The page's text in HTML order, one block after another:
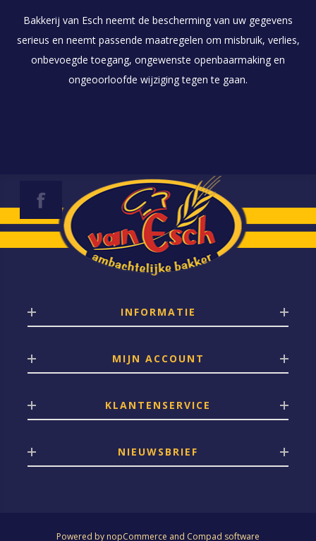
Bakkerij van Esch neemt de bescherming van uw gegevens
serieus en neemt passende maatregelen om misbruik, verlies,
onbevoegde toegang, ongewenste openbaarmaking en
ongeoorloofde wijziging tegen te gaan.
INFORMATIE
MIJN ACCOUNT
KLANTENSERVICE
NIEUWSBRIEF
Powered by nopCommerce and Compad software